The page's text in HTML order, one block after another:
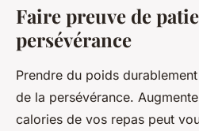
Faire preuve de
persévérance
Prendre du poids
de la persévérance.
calories de vos repas peut